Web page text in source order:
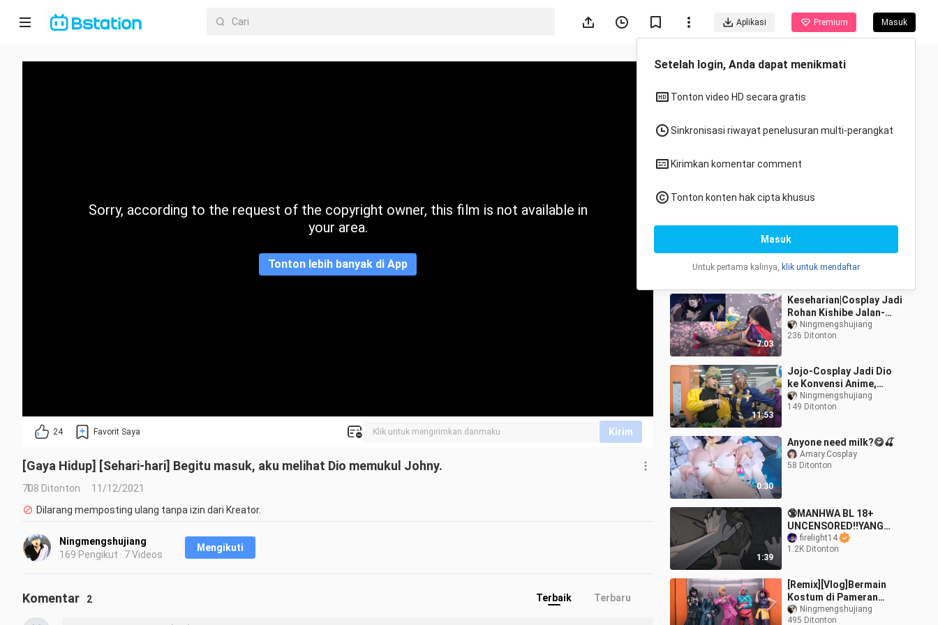
Aplikasi Premium Masuk
Halaman
KategoriSorry, according to the request of the copyright owner, this film is not available in
your area.
Tonton lebih banyak di App
24 Favorit Saya Kirim
[Gaya Hidup] [Sehari-hari] Begitu masuk, aku melihat Dio memukul Johny.
708 Ditonton
11/12/2021
Dilarang memposting ulang tanpa izin dari Kreator.
Ningmengshujiang
169 Pengikut · 7 Videos
Mengikuti
Semua Anime
13:59
Cos Demon Slayer.
Pameran ONLY Demon
Slayer di Guangzhou.
Ningmengshujiang
61.1K Ditonton
7:03
Keseharian|Cosplay Jadi
Rohan Kishibe Jalan-
Jalan di Konvensi Anime
Ningmengshujiang
236 Ditonton
11:53
Jojo-Cosplay Jadi Dio
ke Konvensi Anime,
Sangat Menyenangkan
Ningmengshujiang
149 Ditonton
0:30
Anyone need milk?😋🍒
Amary.Cosplay
58 Ditonton
1:39
🔞MANHWA BL 18+
UNCENSORED‼️YANG
SUKA GENRE ANGST SINI
MERAPAT
firelight14
1.2K Ditonton
[Remix][Vlog]Bermain
Kostum di Pameran
Anime|Petualangan Aneh
Jojo>
Ningmengshujiang
495 Ditonton
Komentar 2 Terbaik Terbaru